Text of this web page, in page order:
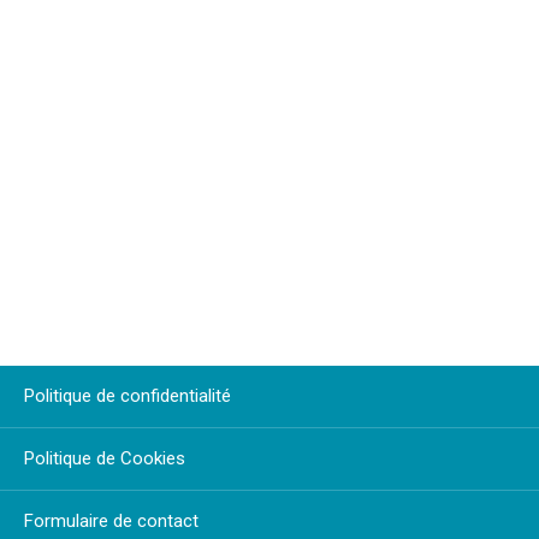
Politique de confidentialité
Politique de Cookies
Formulaire de contact